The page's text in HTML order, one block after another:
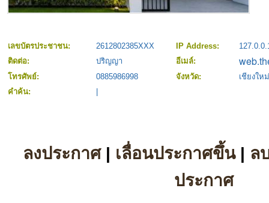
เลขบัตรประชาชน: 2612802385XXX IP Address:
ติดต่อ:
ปริญญา
อีเมล์:
โทรศัพย์:
0885986998 จังหวัด:
เชียงใหม่
คำค้น:
ลงประกาศ| เลื่อนประกาศขึ้น| ล
ประกาศ